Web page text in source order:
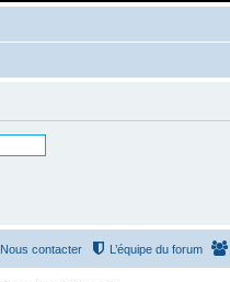
L’équipe du forum
Nous contacter